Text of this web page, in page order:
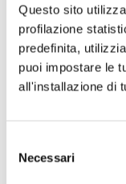
Questo sito
profilazione
predefinita,
puoi impostare le
all'installazione di
delNecessari
settimana
versione